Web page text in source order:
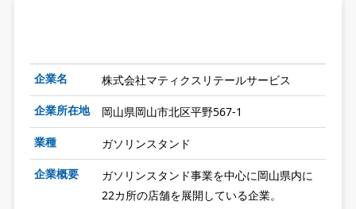
企業名
株式会社マティクスリテールサービス
企業所在地
岡山県岡山市北区平野567-1
業種
ガソリンスタンド
企業概要
ガソリンスタンド事業を中心に岡山県内に
22カ所の店舗を展開している企業。